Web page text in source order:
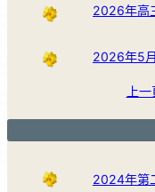
2026年高
2026年5
上
2024年第